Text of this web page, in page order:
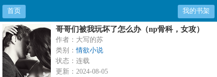
首页 我的书架
哥哥们被我玩坏了怎么办（np骨科，女攻）
作者：大写的苏
类别：情欲小说
状态：连载
更新：2024-08-05